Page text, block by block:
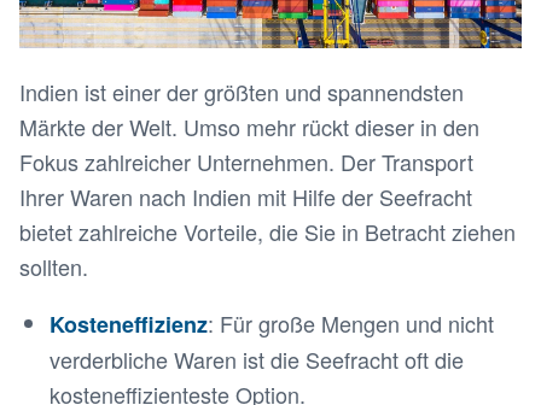
Indien ist einer der größten und spannendsten
Märkte der Welt. Umso mehr rückt dieser in den
Fokus zahlreicher Unternehmen. Der Transport
Ihrer Waren nach Indien mit Hilfe der Seefracht
bietet zahlreiche Vorteile, die Sie in Betracht ziehen
sollten.
Kosteneffizienz: Für große Mengen und nicht
verderbliche Waren ist die Seefracht oft die
kosteneffizienteste Option.